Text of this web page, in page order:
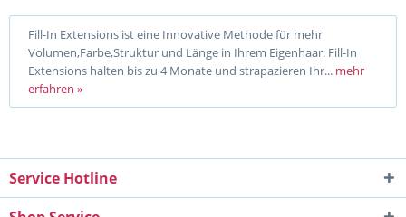
Fill-In Extensions ist eine Innovative Methode für mehr
Volumen,Farbe,Struktur und Länge in Ihrem Eigenhaar. Fill-In
Extensions halten bis zu 4 Monate und strapazieren Ihr... mehr
erfahren »
Service Hotline